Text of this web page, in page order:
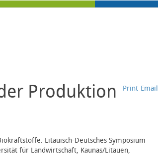
Email
Print
Produktion
Litauisch-Deutsches Symposium
für Landwirtschaft, Kaunas/Litauen,